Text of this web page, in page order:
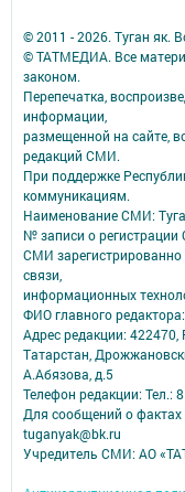
© 2011 - 2026. Туган як.
© ТАТМЕДИА. Все
законом.
Перепечатка,
информации,
размещенной на сайте,
редакций СМИ.
При поддержке
коммуникациям.
Наименование СМИ:
№ записи о
СМИ
связи,
информационных
ФИО главного
Адрес редакции: 422470,
Татарстан,
А.Абязова, д.5
Телефон редакции: Тел.:
Для сообщений о фактах
tuganyak@bk.ru
Учредитель СМИ: АО